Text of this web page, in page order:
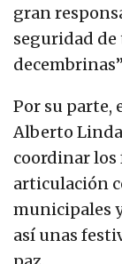
gran
seguridad de
Por su parte,
Alberto
coordinar los
articulación
municipales
así unas